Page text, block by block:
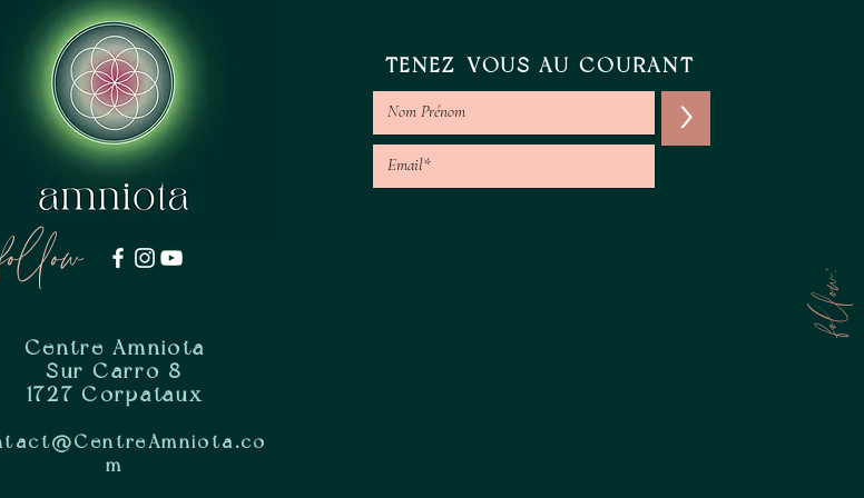
follow:
follow
Centre Amniota
Sur Carro 8
1727 Corpataux
m
TENEZ-VOUS AU COURANT
>